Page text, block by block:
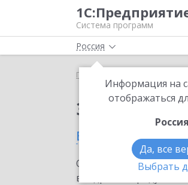
Система программ
Россия
Информация на
отображаться
Россия
Да, все
Выбрать
Главная
Заказать
в Вольске
Ознакомьтесь с
внедрение продукта.